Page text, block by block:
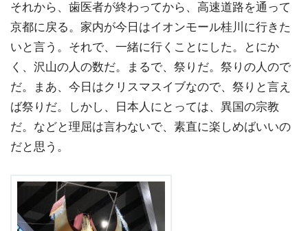
それから、歯医者が終わってから、高速道路を通って
京都に戻る。家内が今日はイオンモール桂川に行きた
いと言う。それで、一緒に行くことにした。とにか
く、沢山の人の数だ。まるで、祭りだ。祭りの人ので
だ。まあ、今日はクリスマスイブなので、祭りと言え
ば祭りだ。しかし、日本人にとっては、異国の宗教
だ。などと理屈は言わないで、素直に楽しめばいいの
だと思う。